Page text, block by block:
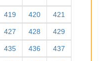
419 420 421
427 428 429
435 436 437